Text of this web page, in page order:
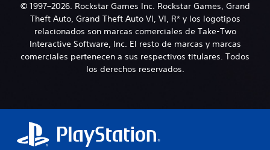
© 1997–2026. Rockstar Games Inc. Rockstar Games, Grand
Theft Auto, Grand Theft Auto VI, VI, R* y los logotipos
relacionados son marcas comerciales de Take-Two
Interactive Software, Inc. El resto de marcas y marcas
comerciales pertenecen a sus respectivos titulares. Todos
los derechos reservados.